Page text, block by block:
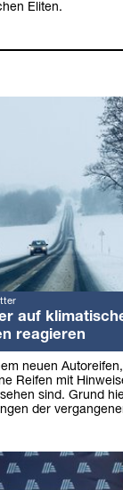
Eliten.
auf
reagieren
neuen
Reifen mit
sind. Grund
der